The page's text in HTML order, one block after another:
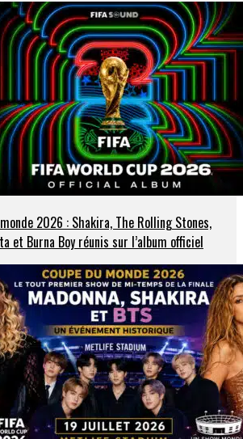
2026 : Shakira, The Rolling Stones,
et Burna Boy réunis sur l’album officiel